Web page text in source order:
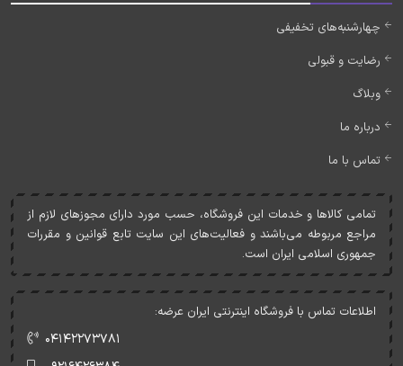
چهارشنبه‌های تخفیفی
رضایت و قبولی
وبلاگ
درباره ما
تماس با ما
تمامی کالاها و خدمات اين فروشگاه، حسب مورد دارای مجوزهای لازم از
مراجع مربوطه می‌باشند و فعاليت‌های اين سايت تابع قوانين و مقررات
جمهوری اسلامی ايران است.
اطلاعات تماس با فروشگاه اینترنتی ایران عرضه:
۰۴۱۴۲۲۷۳۷۸۱